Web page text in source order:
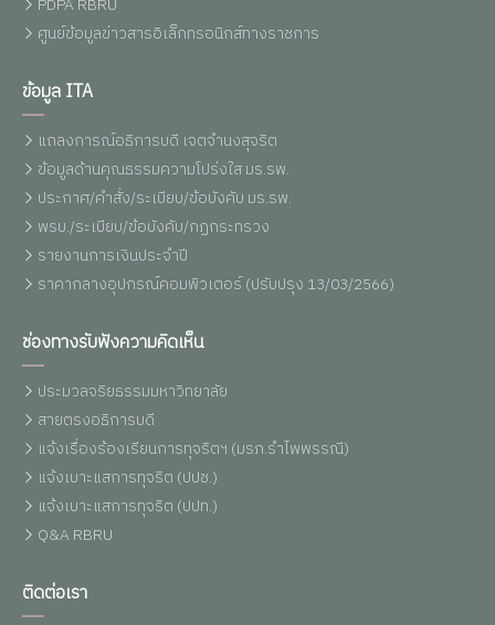
PDPA RBRU
ศูนย์ข้อมูลข่าวสารอิเล็กทรอนิกส์ทางราชการ
ข้อมูล ITA
แถลงการณ์อธิการบดี เจตจำนงสุจริต
ข้อมูลด้านคุณธรรมความโปร่งใส มร.รพ.
ประกาศ/คำสั่ง/ระเบียบ/ข้อบังคับ มร.รพ.
พรบ./ระเบียบ/ข้อบังคับ/กฏกระทรวง
รายงานการเงินประจำปี
ราคากลางอุปกรณ์คอมพิวเตอร์ (ปรับปรุง 13/03/2566)
ช่องทางรับฟังความคิดเห็น
ประมวลจริยธรรมมหาวิทยาลัย
สายตรงอธิการบดี
แจ้งเรื่องร้องเรียนการทุจริตฯ (มรภ.รำไพพรรณี)
แจ้งเบาะแสการทุจริต (ปปช.)
แจ้งเบาะแสการทุจริต (ปปท.)
Q&A RBRU
ติดต่อเรา